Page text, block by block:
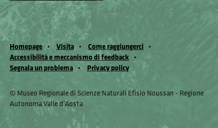
Homepage Visita
Come raggiungerci
Accessibilità e meccanismo di feedback
Segnala un problema
Privacy policy
© Museo Regionale di Scienze Naturali Eﬁsio Noussan - Regione
Autonoma Valle d’Aosta